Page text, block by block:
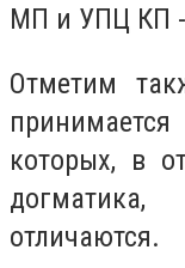
МП и УПЦ КП -
Отметим
которых, в
отличаются.